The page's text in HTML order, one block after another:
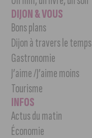
DIJON & VOUS
Bons plans
Dijon à travers le temps
Gastronomie
J’aime /J’aime moins
Tourisme
INFOS
Actus du matin
Économie